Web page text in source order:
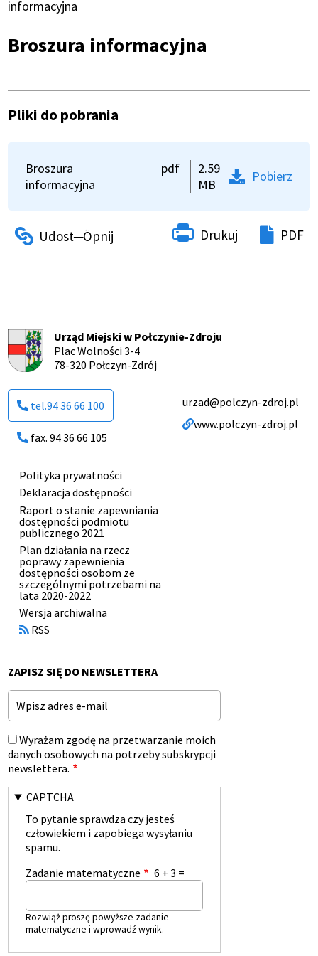
Ścieżka
informacyjna
Broszura informacyjna
Pliki do pobrania
Broszura
informacyjna
pdf
2.59
MB
Pobierz
Drukuj PDF
Urząd Miejski w Połczynie-Zdroju
Plac Wolności 3-4
78-320 Połczyn-Zdrój
tel.94 36 66 100
fax. 94 36 66 105
urzad@polczyn-zdroj.pl
www.polczyn-zdroj.pl
Menu
stopki
Polityka prywatności
Deklaracja dostępności
Raport o stanie zapewniania
dostępności podmiotu
publicznego 2021
Plan działania na rzecz
poprawy zapewnienia
dostępności osobom ze
szczególnymi potrzebami na
lata 2020-2022
Otworzy
się
w
Wersja archiwalna
RSS
ZAPISZ SIĘ DO NEWSLETTERA
Email
Wyrażam zgodę na przetwarzanie moich
danych osobowych na potrzeby subskrypcji
newslettera.
CAPTCHA
To pytanie sprawdza czy jesteś
człowiekiem i zapobiega wysyłaniu
spamu.
Zadanie matematyczne
6 + 3 =
Rozwiąż proszę powyższe zadanie
matematyczne i wprowadź wynik.